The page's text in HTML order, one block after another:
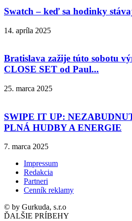
Swatch – keď sa hodinky
14. apríla 2025
Bratislava zažije túto sobotu
CLOSE SET od Paul...
25. marca 2025
SWIPE IT UP:
PLNÁ HUDBY A ENERGIE
7. marca 2025
Impressum
Redakcia
Partneri
Cenník reklamy
© by Gurkuda, s.r.o
ĎALŠIE PRÍBEHY